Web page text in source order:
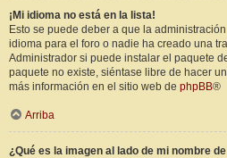
¡Mi idioma no está en la lista!
Esto se puede deber a que la
idioma para el foro o nadie ha creado una
Administrador si puede instalar el paquete
paquete no existe, siéntase libre de hacer
más información en el sitio web de phpBB®
Arriba
¿Qué es la imagen al lado de mi nombre